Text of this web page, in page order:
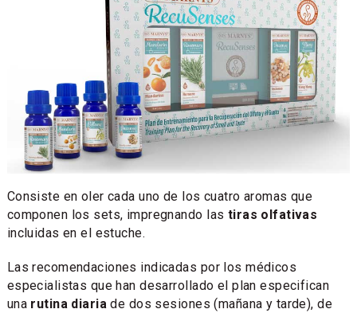
Consiste en oler cada uno de los cuatro aromas que
componen los sets, impregnando las tiras olfativas
incluidas en el estuche.
Las recomendaciones indicadas por los médicos
especialistas que han desarrollado el plan especifican
una rutina diaria de dos sesiones (mañana y tarde), de